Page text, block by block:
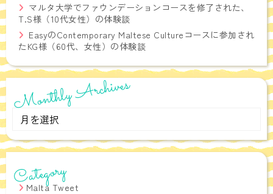
マルタ大学でファウンデーションコースを修了された、
T.S様（10代女性）の体験談
EasyのContemporary Maltese Cultureコースに参加され
たKG様（60代、女性）の体験談
Monthly Archives
Monthly
Archives
Category
Malta Tweet